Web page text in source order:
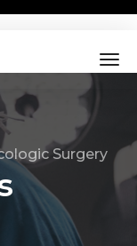
Surgery